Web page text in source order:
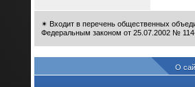
✴ Входит в перечень общественных
Федеральным законом от 25.07.2002 №
О